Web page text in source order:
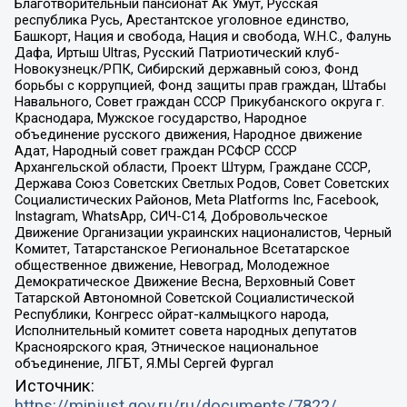
Благотворительный пансионат Ак Умут, Русская
республика Русь, Арестантское уголовное единство,
Башкорт, Нация и свобода, Нация и свобода, W.H.С., Фалунь
Дафа, Иртыш Ultras, Русский Патриотический клуб-
Новокузнецк/РПК, Сибирский державный союз, Фонд
борьбы с коррупцией, Фонд защиты прав граждан, Штабы
Навального, Совет граждан СССР Прикубанского округа г.
Краснодара, Мужское государство, Народное
объединение русского движения, Народное движение
Адат, Народный совет граждан РСФСР СССР
Архангельской области, Проект Штурм, Граждане СССР,
Держава Союз Советских Светлых Родов, Совет Советских
Социалистических Районов, Meta Platforms Inc, Facebook,
Instagram, WhatsApp, СИЧ-С14, Добровольческое
Движение Организации украинских националистов, Черный
Комитет, Татарстанское Региональное Всетатарское
общественное движение, Невоград, Молодежное
Демократическое Движение Весна, Верховный Совет
Татарской Автономной Советской Социалистической
Республики, Конгресс ойрат-калмыцкого народа,
Исполнительный комитет совета народных депутатов
Красноярского края, Этническое национальное
объединение, ЛГБТ, Я.МЫ Сергей Фургал
Источник: